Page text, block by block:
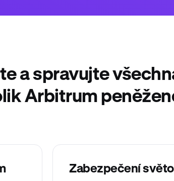
a spravujte
Arbitrum
Zabezpečení